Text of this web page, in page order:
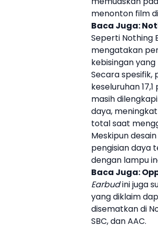
menonton film
Baca Juga:
Seperti Nothing
mengatakan
kebisingan
Secara
keseluruhan
masih
daya,
total saat
Meskipun
pengisian daya
dengan lampu
Baca Juga:
Earbudini juga
yang diklaim
disematkan di
SBC, dan AAC.